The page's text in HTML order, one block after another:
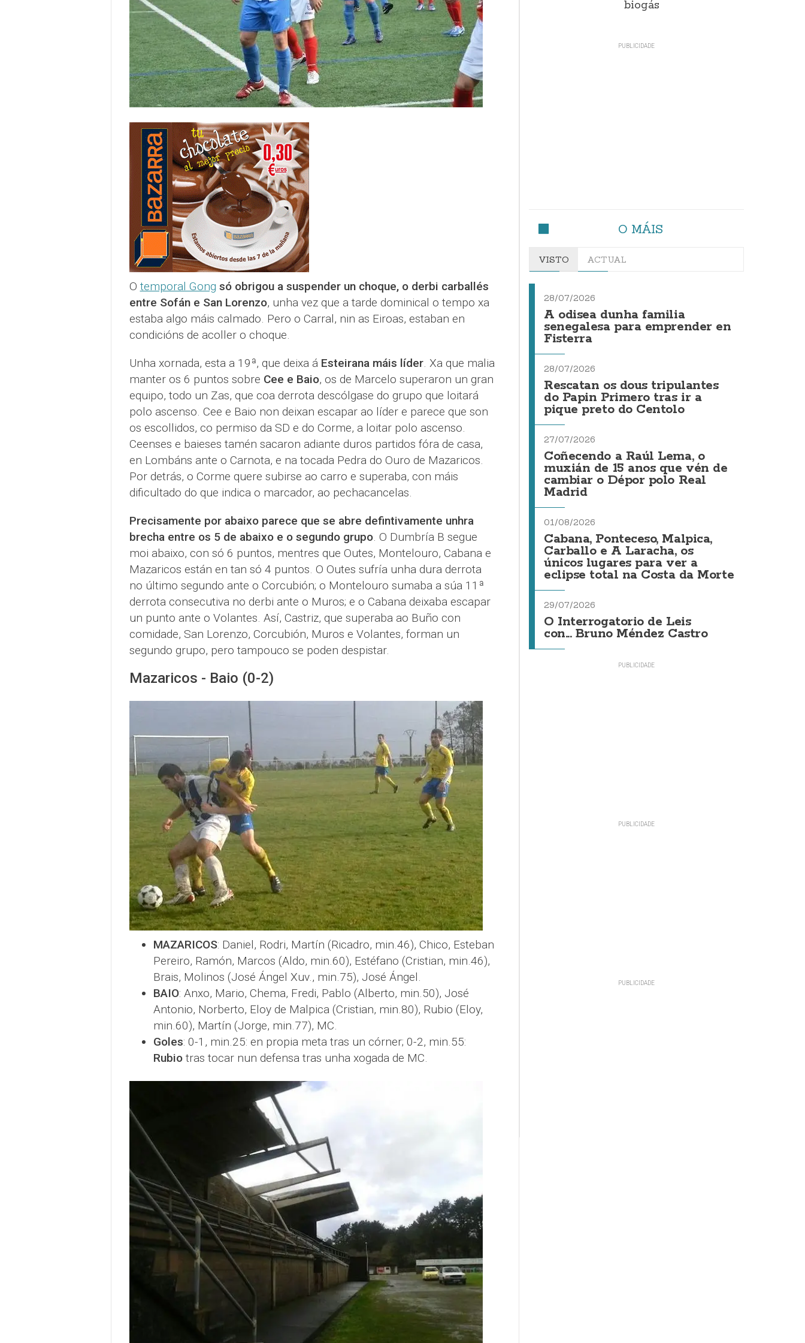
O temporal Gong só obrigou a suspender un choque, o derbi carballés
entre Sofán e San Lorenzo, unha vez que a tarde dominical o tempo xa
estaba algo máis calmado. Pero o Carral, nin as Eiroas, estaban en
condicións de acoller o choque.
Unha xornada, esta a 19ª, que deixa á Esteirana máis líder. Xa que malia
manter os 6 puntos sobre Cee e Baio, os de Marcelo superaron un gran
equipo, todo un Zas, que coa derrota descólgase do grupo que loitará
polo ascenso. Cee e Baio non deixan escapar ao líder e parece que son
os escollidos, co permiso da SD e do Corme, a loitar polo ascenso.
Ceenses e baieses tamén sacaron adiante duros partidos fóra de casa,
en Lombáns ante o Carnota, e na tocada Pedra do Ouro de Mazaricos.
Por detrás, o Corme quere subirse ao carro e superaba, con máis
dificultado do que indica o marcador, ao pechacancelas.
Precisamente por abaixo parece que se abre defintivamente unhra
brecha entre os 5 de abaixo e o segundo grupo. O Dumbría B segue
moi abaixo, con só 6 puntos, mentres que Outes, Montelouro, Cabana e
Mazaricos están en tan só 4 puntos. O Outes sufría unha dura derrota
no último segundo ante o Corcubión; o Montelouro sumaba a súa 11ª
derrota consecutiva no derbi ante o Muros; e o Cabana deixaba escapar
un punto ante o Volantes. Así, Castriz, que superaba ao Buño con
comidade, San Lorenzo, Corcubión, Muros e Volantes, forman un
segundo grupo, pero tampouco se poden despistar.
Mazaricos - Baio (0-2)
MAZARICOS: Daniel, Rodri, Martín (Ricadro, min.46), Chico, Esteban
Pereiro, Ramón, Marcos (Aldo, min.60), Estéfano (Cristian, min.46),
Brais, Molinos (José Ángel Xuv., min.75), José Ángel.
BAIO: Anxo, Mario, Chema, Fredi, Pablo (Alberto, min.50), José
Antonio, Norberto, Eloy de Malpica (Cristian, min.80), Rubio (Eloy,
min.60), Martín (Jorge, min.77), MC.
Goles: 0-1, min.25: en propia meta tras un córner; 0-2, min.55:
Rubiotras tocar nun defensa tras unha xogada de MC.
biogás
O MÁIS
VISTO ACTUAL
28/07/2026
A odisea dunha familia
senegalesa para emprender en
Fisterra
28/07/2026
Rescatan os dous tripulantes
do Papin Primero tras ir a
pique preto do Centolo
27/07/2026
Coñecendo a Raúl Lema, o
muxián de 15 anos que vén de
cambiar o Dépor polo Real
Madrid
01/08/2026
Cabana, Ponteceso, Malpica,
Carballo e A Laracha, os
únicos lugares para ver a
eclipse total na Costa da Morte
29/07/2026
O Interrogatorio de Leis
con... Bruno Méndez Castro